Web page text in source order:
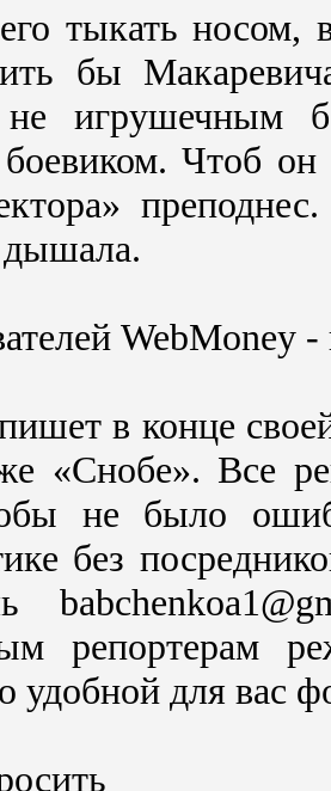
тыкать носом,
бы
игрушечным
боевиком. Чтоб
дышала.
WebMoney
в конце
«Снобе». Все
не было
без
репортерам
удобной для вас